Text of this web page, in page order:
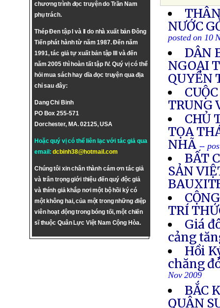
chương trình đọc truyện do Trần Nam
phụ trách.
Thép Đen tập I và II do nhà xuất bản Đông
Tiến phát hành từ năm 1987. Đến năm
1991, tác giả tự xuất bản tập III và đến
năm 2005 thì hoàn tất tập IV. Quý vị có thể
hỏi mua sách hay dĩa đọc truyện qua địa
chỉ sau đây:
Dang Chi Binh
PO Box 255-571
Dorchester, MA. 02125, USA
Hoặc quý vị có thể liên lạc với tác giả qua
email:dcbinh38@hotmail.com
Chúng tôi xin chân thành cám ơn tác giả
và trân trọng giới thiệu đến quý độc giả
và thính giả khắp nơi một bộ hồi ký có
một không hai, của một trong những điệp
viên hoạt động trong bóng tối, một chiến
sĩ thuộc Quân Lực Việt Nam Cộng Hòa.
NƯỚC
posted on 10
DÂN
NGOẠI
QUYỀN
TRUNG
CHỦ
TỌA
NHÃ --
BẤT
SẢN
TRÍ
Giá
cảng
Hồi
chăng
Nov 2009
BẮC
QUÂN